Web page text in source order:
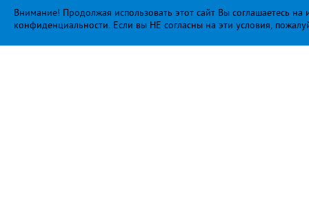
Внимание! Продолжая использовать этот сайт Вы соглашаетесь
конфиденциальности. Если вы НЕ согласны на эти условия,